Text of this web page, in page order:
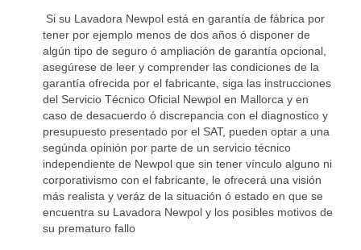
Si su Lavadora Newpol está en garantía de fábrica por
tener por ejemplo menos de dos años ó disponer de
algún tipo de seguro ó ampliación de garantía opcional,
asegúrese de leer y comprender las condiciones de la
garantía ofrecida por el fabricante, siga las instrucciones
del Servicio Técnico Oficial Newpol en Mallorca y en
caso de desacuerdo ó discrepancia con el diagnostico y
presupuesto presentado por el SAT, pueden optar a una
segúnda opinión por parte de un servicio técnico
independiente de Newpol que sin tener vínculo alguno ni
corporativismo con el fabricante, le ofrecerá una visión
más realista y veráz de la situación ó estado en que se
encuentra su Lavadora Newpol y los posibles motivos de
su prematuro fallo